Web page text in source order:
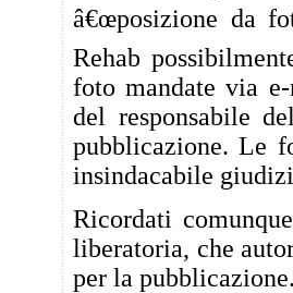
â€œposizione da
Rehab
foto mandate via
del responsabile
pubblicazione. Le
insindacabile
Ricordati
liberatoria, che
per la